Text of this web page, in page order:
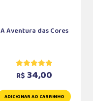
A Aventura das Cores
R$ 34,00
ADICIONAR AO CARRINHO